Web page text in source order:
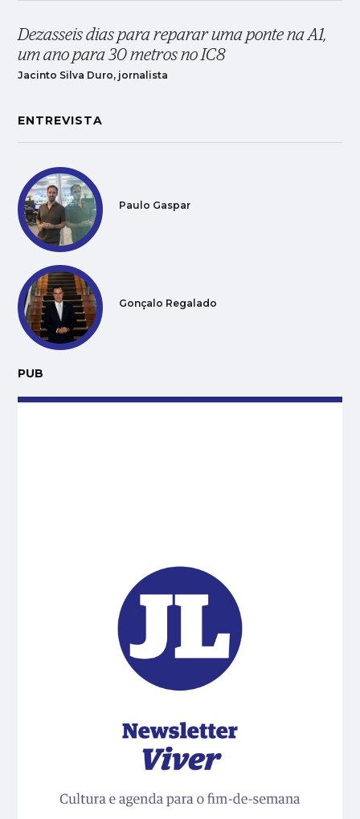
Dezasseis dias para reparar uma ponte na A1,
um ano para 30 metros no IC8
Jacinto Silva Duro, jornalista
ENTREVISTA
Paulo Gaspar
Gonçalo Regalado
PUB